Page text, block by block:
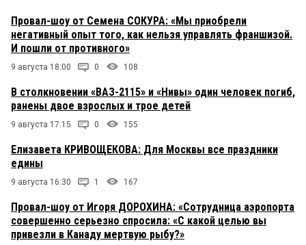
Провал-шоу от Семена СОКУРА: «Мы приобрели
негативный опыт того, как нельзя управлять франшизой.
И пошли от противного»
9 августа 18:00 0 108
В столкновении «ВАЗ-2115» и «Нивы» один человек погиб,
ранены двое взрослых и трое детей
9 августа 17:15 0 155
Елизавета КРИВОЩЕКОВА: Для Москвы все праздники
едины
9 августа 16:30 1 167
Провал-шоу от Игоря ДОРОХИНА: «Сотрудница аэропорта
совершенно серьезно спросила: «С какой целью вы
привезли в Канаду мертвую рыбу?»